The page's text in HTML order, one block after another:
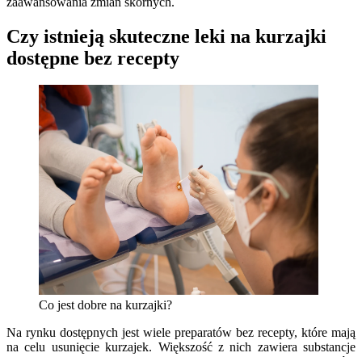
Czy istnieją skuteczne leki na kurzajki
dostępne bez recepty
Co jest dobre na kurzajki?
Na rynku dostępnych jest wiele preparatów bez recepty, które mają
na celu usunięcie kurzajek. Większość z nich zawiera substancje